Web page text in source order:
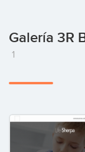
Galería 3R
1